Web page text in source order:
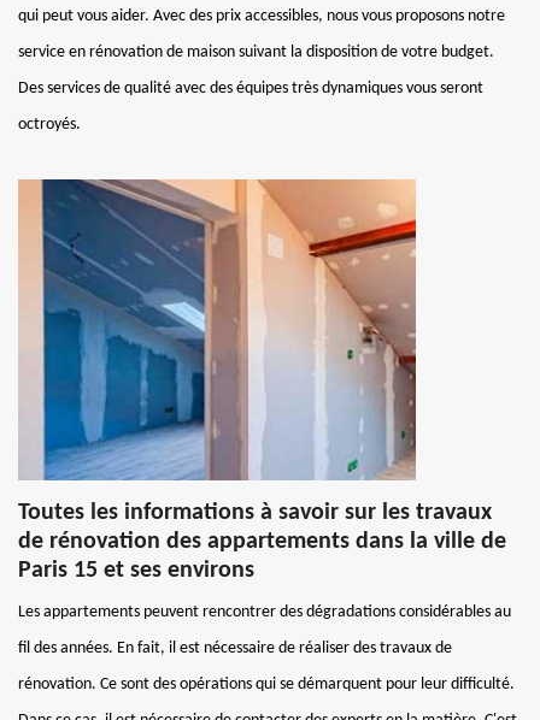
qui peut vous aider. Avec des prix accessibles, nous vous proposons notre
service en rénovation de maison suivant la disposition de votre budget.
Des services de qualité avec des équipes très dynamiques vous seront
octroyés.
Toutes les informations à savoir sur les travaux
de rénovation des appartements dans la ville de
Paris 15 et ses environs
Les appartements peuvent rencontrer des dégradations considérables au
fil des années. En fait, il est nécessaire de réaliser des travaux de
rénovation. Ce sont des opérations qui se démarquent pour leur difficulté.